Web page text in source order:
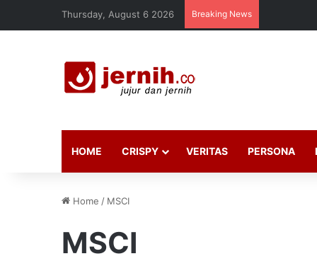
Thursday, August 6 2026 Breaking News
HOME CRISPY VERITAS PERSONA
Home / MSCI
MSCI